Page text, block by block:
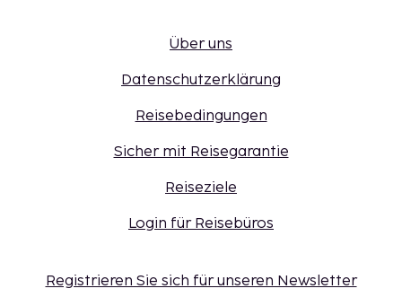
Über uns
Datenschutzerklärung
Reisebedingungen
Sicher mit Reisegarantie
Reiseziele
Login für Reisebüros
Registrieren Sie sich für unseren Newsletter